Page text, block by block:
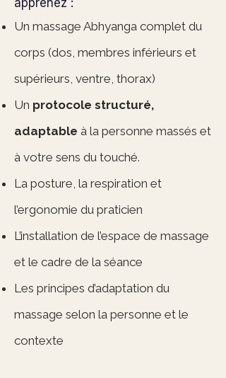
apprenez :
Un massage Abhyanga complet du
corps (dos, membres inférieurs et
supérieurs, ventre, thorax)
Un protocole structuré,
adaptable à la personne massés et
à votre sens du touché.
La posture, la respiration et
l’ergonomie du praticien
L’installation de l’espace de massage
et le cadre de la séance
Les principes d’adaptation du
massage selon la personne et le
contexte